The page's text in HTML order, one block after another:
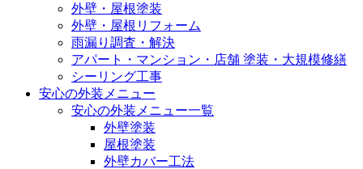
外壁・屋根塗装
外壁・屋根リフォーム
雨漏り調査・解決
アパート・マンション・店舗 塗装・大規模修繕
シーリング工事
安心の外装メニュー
安心の外装メニュー一覧
外壁塗装
屋根塗装
外壁カバー工法